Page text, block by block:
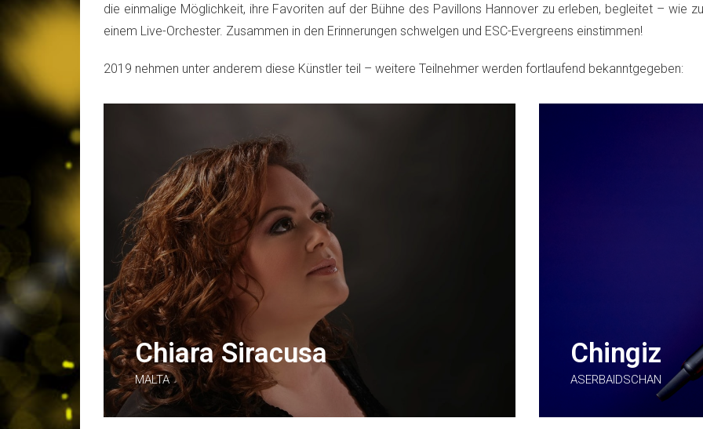
die einmalige Möglichkeit, ihre Favoriten auf der Bühne des Pavillons Hannover zu erleben, begleitet – wie
einem Live-Orchester. Zusammen in den Erinnerungen schwelgen und ESC-Evergreens einstimmen!
2019 nehmen unter anderem diese Künstler teil – weitere Teilnehmer werden fortlaufend bekanntgegeben:
Chiara Siracusa
MALTA
Chingiz
ASERBAIDSCHAN